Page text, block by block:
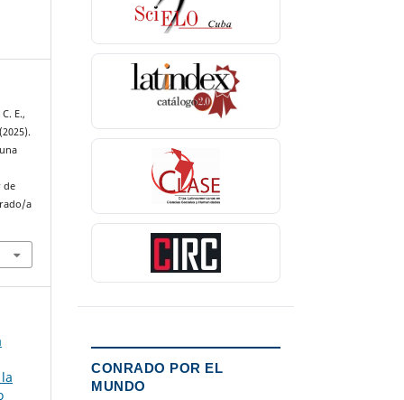
E.,
de
a
CONRADO POR EL
MUNDO